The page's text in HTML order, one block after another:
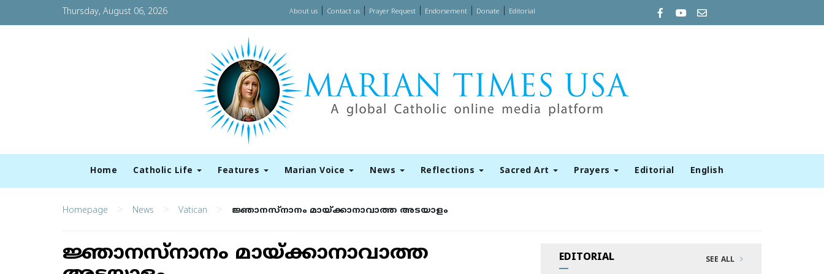
Thursday, August 06, 2026 About us| Contact us| Prayer Request| Endorsement| Donate Editorial
Home Catholic Life Features Marian Voice News Reflections Sacred Art Prayers Editorial English
Homepage > News > Vatican > ജ്ഞാനസ്നാനം മായ്ക്കാനാവാത്ത അടയാളം
ജ്ഞാനസ്നാനം മായ്ക്കാനാവാത്ത
EDITORIAL SEE ALL